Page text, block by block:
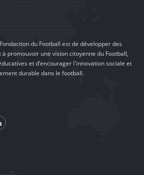
du Football est de développer des
promouvoir une vision citoyenne du Football,
et d’encourager l'innovation sociale et
durable dans le football.